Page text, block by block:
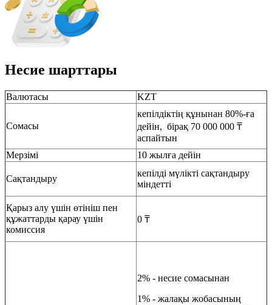
Несие шарттары
Валютасы KZT
Сомасы
кепілдіктің құнынан 80%-ға
дейін, бірақ 70 000 000 ₸
аспайтын
Мерзімі
10 жылға дейін
Сақтандыру
кепілді мүлікті сақтандыру
міндетті
Қарыз алу үшін өтініш пен
құжаттарды қарау үшін
комиссия
0 ₸
2% - несие сомасынан
1% - жалақы жобасының